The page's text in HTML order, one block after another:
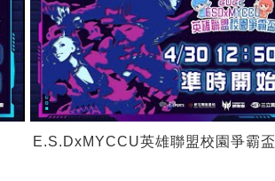
E.S.DxMYCCU英雄聯盟校園爭霸盃